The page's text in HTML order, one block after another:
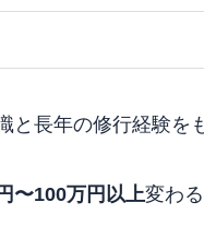
と長年の修行経験を
〜100万円以上変わ